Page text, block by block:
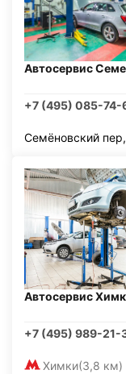
Автосервис
+7 (495) 085-74-
Семёновский
Автосервис
+7 (495) 989-21-
Химки(3,8 км)